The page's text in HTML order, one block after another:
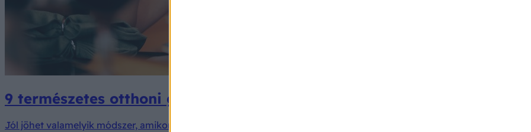
9 természetes otthoni gyógymód gyomorégésre, ami igazán gyorsan hat
Jól jöhet valamelyik módszer, amikor gyors enyhülésre van szüksége.